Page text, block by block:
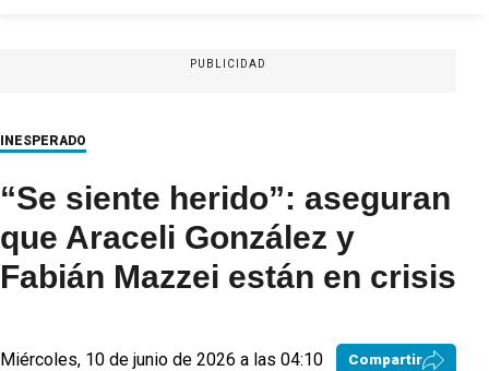
PUBLICIDAD
INESPERADO
“Se siente herido”: aseguran
que Araceli González y
Fabián Mazzei están en crisis
Miércoles, 10 de junio de 2026 a las 04:10 Compartir